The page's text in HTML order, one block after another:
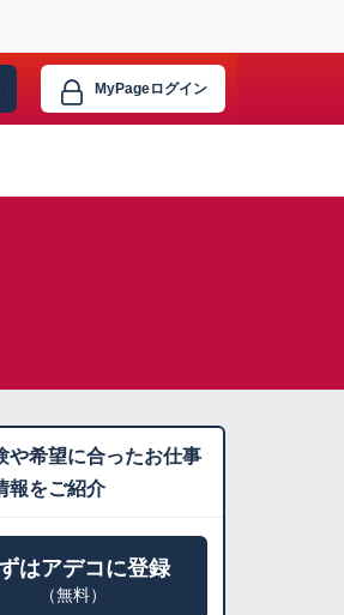
MyPageログイン
や希望に合ったお仕事
報をご紹介
はアデコに登録
（無料）